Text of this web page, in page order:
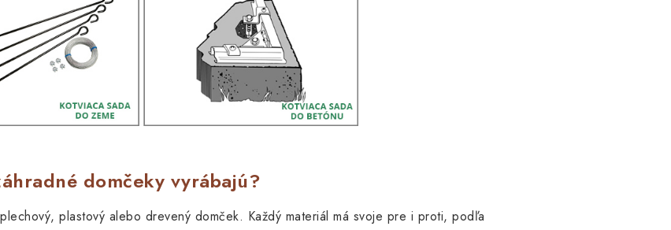
domčeky vyrábajú?
plastový alebo drevený domček. Každý materiál má svoje pre i proti, podľa